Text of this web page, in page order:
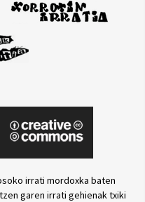
irrati mordoxka baten
garen irrati gehienak txiki